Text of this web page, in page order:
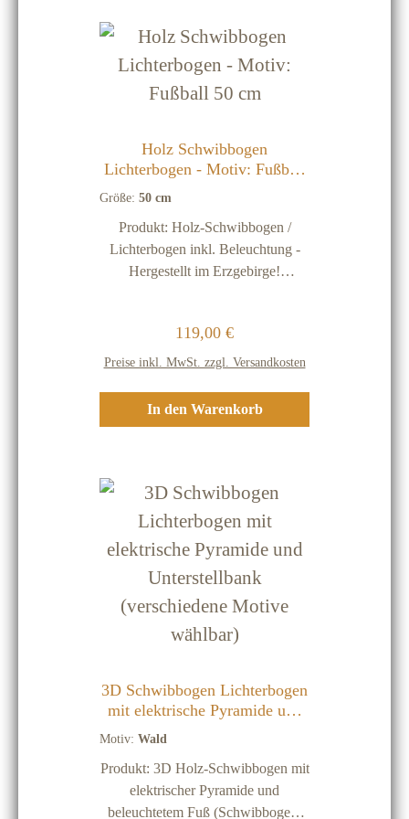
Hinweise: Unsere Holz-
Schwibbögen werden ausschließlich
im Erzgebirge hergestellt! Holz ist
ein natürlicher Rohstoff, deshalb
oder Streifen keinen
Qualitätsmangel dar Holz-
schützen
Holz Schwibbogen
Lichterbogen - Motiv: Fußball
Größe: 50 cm
Produkt: Holz-Schwibbogen /
Lichterbogen inkl. Beleuchtung -
Hergestellt im Erzgebirge!
220 Volt Beleuchtung mit 7 Lichter
(inkl. einer Ersatz-Glühbirne)
Lichtquelle (Brennpunkt) unter 30
Lumen hat ist keine
Hinweise: Unsere Holz-
Schwibbögen werden ausschließlich
im Erzgebirge hergestellt! Holz ist
ein natürlicher Rohstoff, deshalb
stellen kleine dunkle Einschlüsse
oder Streifen keinen
Schwibbögen sind nur für
schützen
Regulärer Preis:
119,00 €
Preise inkl. MwSt. zzgl. Versandkosten
In den Warenkorb
3D Schwibbogen Lichterbogen
mit elektrische Pyramide und
Unterstellbank (verschiedene
Motiv: Wald
Produkt: 3D Holz-Schwibbogen mit
elektrischer Pyramide und
beleuchtetem Fuß (Schwibbogen-